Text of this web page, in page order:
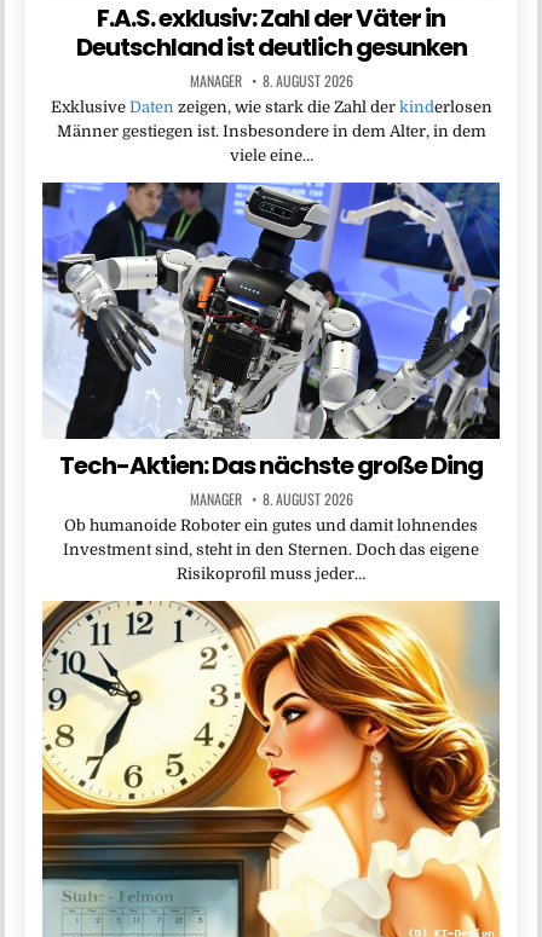
F.A.S. exklusiv: Zahl der Väter in
Deutschland ist deutlich gesunken
MANAGER 8. AUGUST 2026
Exklusive Datenzeigen, wie stark die Zahl der kinderlosen
Männer gestiegen ist. Insbesondere in dem Alter, in dem
viele eine…
Tech-Aktien: Das nächste große Ding
MANAGER 8. AUGUST 2026
Ob humanoide Roboter ein gutes und damit lohnendes
Investment sind, steht in den Sternen. Doch das eigene
Risikoprofil muss jeder…